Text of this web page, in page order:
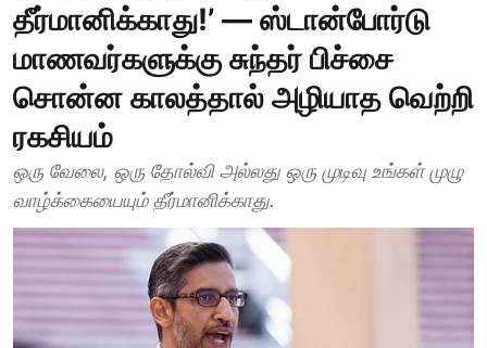
தீர்மானிக்காது!’ — ஸ்டான்போர்டு
மாணவர்களுக்கு சுந்தர் பிச்சை
சொன்ன காலத்தால் அழியாத வெற்றி
ரகசியம்
ஒரு வேலை, ஒரு தோல்வி அல்லது ஒரு முடிவு உங்கள் முழு
வாழ்க்கையையும் தீர்மானிக்காது.